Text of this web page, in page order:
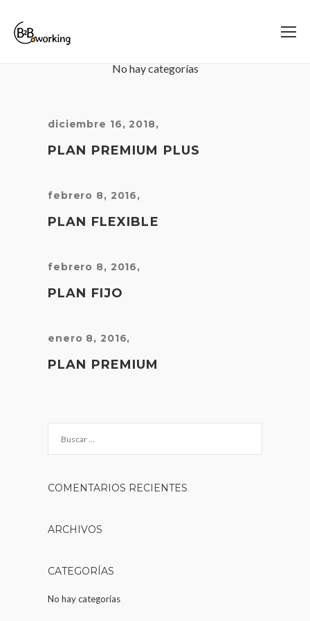
No hay categorías
diciembre 16, 2018,
PLAN PREMIUM PLUS
febrero 8, 2016,
PLAN FLEXIBLE
febrero 8, 2016,
PLAN FIJO
enero 8, 2016,
PLAN PREMIUM
COMENTARIOS RECIENTES
ARCHIVOS
CATEGORÍAS
No hay categorías